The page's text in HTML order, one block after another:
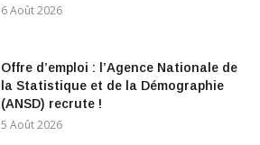
6 Août 2026
Offre d’emploi : l’Agence Nationale de
la Statistique et de la Démographie
(ANSD) recrute !
5 Août 2026